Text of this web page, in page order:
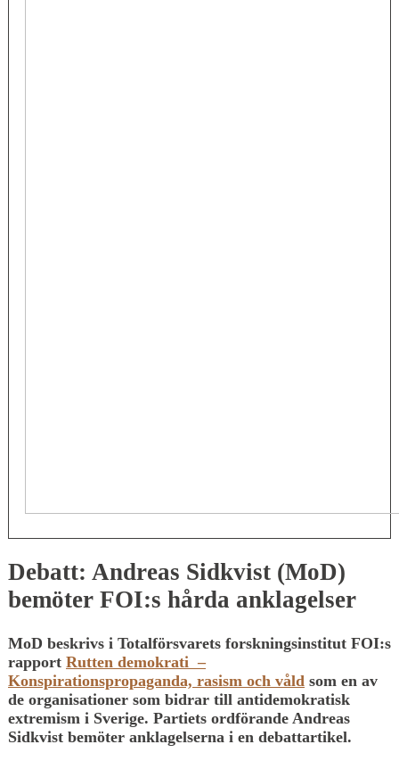
Debatt: Andreas Sidkvist (MoD)
bemöter FOI:s hårda anklagelser
MoD beskrivs i Totalförsvarets forskningsinstitut FOI:s
rapport Rutten demokrati –
Konspirationspropaganda, rasism och våld som en av
de organisationer som bidrar till antidemokratisk
extremism i Sverige. Partiets ordförande Andreas
Sidkvist bemöter anklagelserna i en debattartikel.